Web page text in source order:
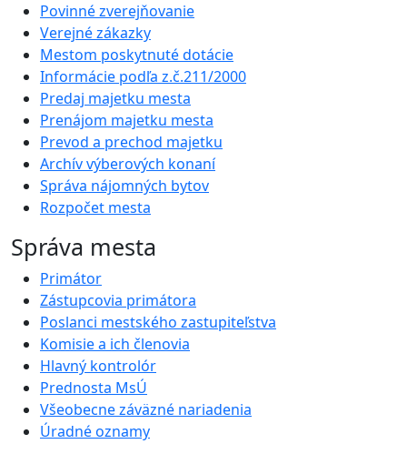
Povinné zverejňovanie
Verejné zákazky
Mestom poskytnuté dotácie
Informácie podľa z.č.211/2000
Predaj majetku mesta
Prenájom majetku mesta
Prevod a prechod majetku
Archív výberových konaní
Správa nájomných bytov
Rozpočet mesta
Správa mesta
Primátor
Zástupcovia primátora
Poslanci mestského zastupiteľstva
Komisie a ich členovia
Hlavný kontrolór
Prednosta MsÚ
Všeobecne záväzné nariadenia
Úradné oznamy